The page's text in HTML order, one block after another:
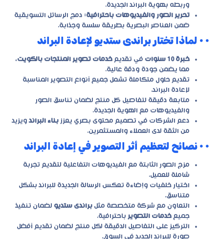
وربطه بهوية البراند الجديدة.
تحرير الصور والفيديوهات باحترافية: دمج الرسائل التسويقية
ضمن العناصر البصرية بطريقة سلسة وجذابة.
• • لماذا تختار براندى ستديو لإعادة البراند
خبرة 10 سنوات في تقديم خدمات تصوير المنتجات بالكويت،
مما يضمن جودة ودقة عالية.
تقديم حلول متكاملة تشمل جميع أنواع التصوير المناسبة
لإعادة البراند.
متابعة دقيقة لتفاصيل كل منتج لضمان تناسق الصور
والفيديوهات مع الهوية الجديدة.
دعم الشركات في تصميم محتوى بصري يعزز بناء البراندويزيد
من الثقة لدى العملاء والمستثمرين.
• • نصائح لتعظيم أثر التصوير في إعادة البراند
مزج الصور الثابتة مع الفيديوهات التفاعلية لتقديم تجربة
شاملة للعميل.
اختيار خلفيات وإضاءة تعكس الرسالة الجديدة للبراند بشكل
متناسق.
التعاون مع شركة متخصصة مثل براندى ستديو لضمان تنفيذ
جميع خدمات التصوير باحترافية.
التركيز على التفاصيل الدقيقة لكل منتج لضمان تقديم أفضل
صورة للبراند الجديد في السوق.